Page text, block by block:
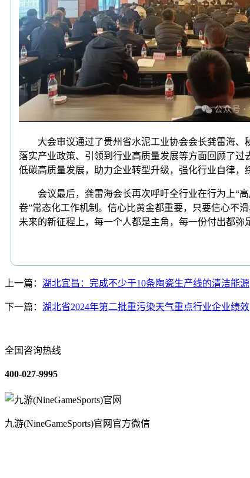
大会审议通过了贵州省水泥工业协会会长龚雷海、
落实产业政策、引领到行业高质量发展等方面回顾了
低碳高质量发展，助力企业转型升级，强化行业自律，
会议最后，龚雷海会长再次呼吁全行业在行为上“高
卷”常态化工作机制。信心比黄金都重要，只要信心不
未来的新征程上，每一个人都是主角，每一份付出都弥
上一篇： 湖北宜昌：完成不少于10条陶瓷生产线的清洁能源
下一篇： 湖北省2024年第二批重污染天气重点行业企业绩效
全国咨询热线
400-027-9995
九游(NineGameSports)官网官方微信